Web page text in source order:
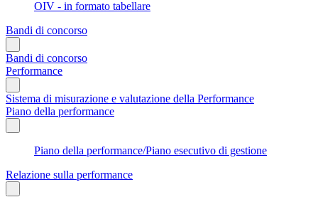
OIV - in formato tabellare
Bandi di concorso
Bandi di concorso
Performance
Sistema di misurazione e valutazione della Performance
Piano della performance
Piano della performance/Piano esecutivo di gestione
Relazione sulla performance